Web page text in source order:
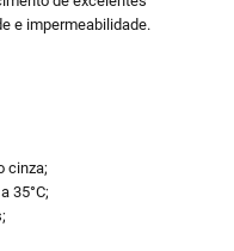
e impermeabilidade.
cinza;
35°C;